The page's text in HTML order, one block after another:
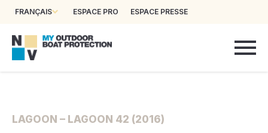
FRANÇAIS ESPACE PRO ESPACE PRESSE
LAGOON – LAGOON 42 (2016)